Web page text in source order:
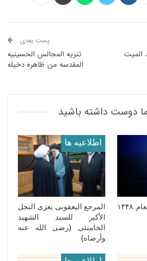
المیت
پست بعدی
تنزیه المجالس الحسینیه
المقدسه من ظاهره دخیله
دوست داشته باشید
هلال صفر الخیر للعام ١۴۴٨
اطلاعيه ها
المرجع الیعقوبی یعزی النجل
الأکبر للسید الشهید
الخامنئی (رضی الله عنه
وأرضاه)